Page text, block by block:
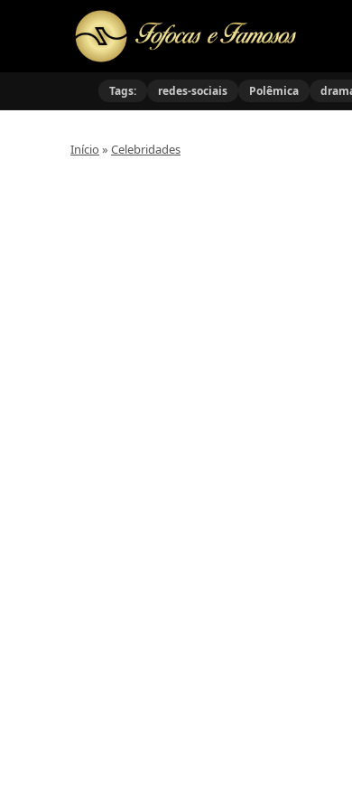
Tags: redes-sociais Polêmica
Início » Celebridades